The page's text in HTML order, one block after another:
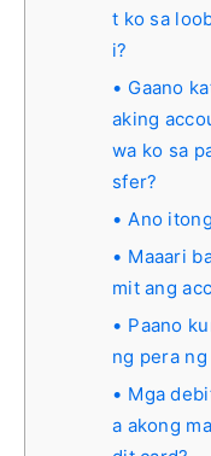
t ko sa
i?
Gaano
aking
wa ko sa
sfer?
Ano
Maaari
mit ang
Paano
ng pera
Mga
a akong